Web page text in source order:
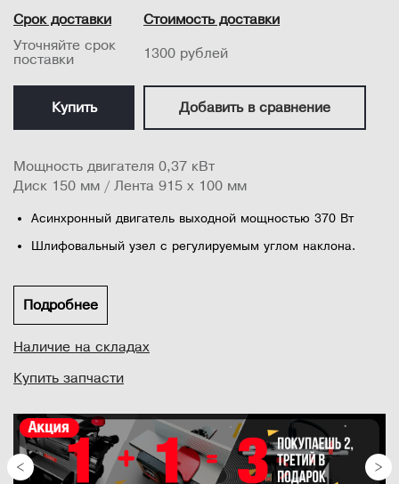
Срок доставки
Уточняйте срок
поставки
Стоимость доставки
1300 рублей
Купить Добавить в сравнение
Мощность двигателя 0,37 кВт
Диск 150 мм / Лента 915 х 100 мм
Асинхронный двигатель выходной мощностью 370 Вт
Шлифовальный узел с регулируемым углом наклона.
Алюминиевый рабочий стол с регулируемым углом
Угловой упор (Транспортир)
Простое ослабление натяжения шлифовальной ленты
Чугунное основание.
3 дополнительных комплекта абразива (шлифовальные
дис�...
Подробнее
Наличие на складах
Купить запчасти